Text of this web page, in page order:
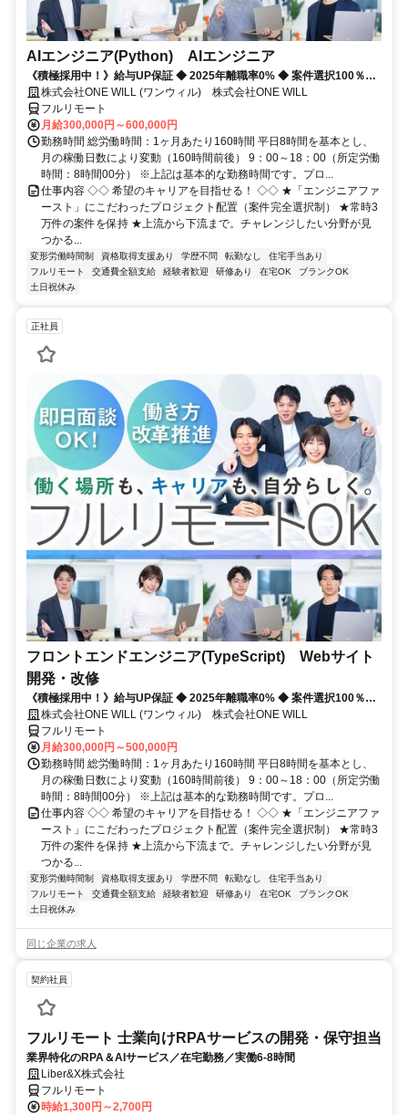
AIエンジニア(Python) AIエンジニア
《積極採用中！》給与UP保証 ◆ 2025年離職率0% ◆ 案件選択100％！
◆ 平均残業7時間！
株式会社ONE WILL (ワンウィル) 株式会社ONE WILL
フルリモート
月給300,000円～600,000円
勤務時間 総労働時間：1ヶ月あたり160時間 平日8時間を基本とし、
月の稼働日数により変動（160時間前後） 9：00～18：00（所定労働
時間：8時間00分） ※上記は基本的な勤務時間です。プロ...
仕事内容 ◇◇ 希望のキャリアを目指せる！ ◇◇ ★「エンジニアファ
ースト」にこだわったプロジェクト配置（案件完全選択制） ★常時3
万件の案件を保持 ★上流から下流まで。チャレンジしたい分野が見
つかる...
変形労働時間制 資格取得支援あり 学歴不問 転勤なし
住宅手当あり
フルリモート
交通費全額支給 経験者歓迎 研修あり 在宅OK
ブランクOK
土日祝休み
正社員
フロントエンドエンジニア(TypeScript) Webサイト
開発・改修
《積極採用中！》給与UP保証 ◆ 2025年離職率0% ◆ 案件選択100％！
◆ 平均残業7時間！
株式会社ONE WILL (ワンウィル) 株式会社ONE WILL
フルリモート
月給300,000円～500,000円
勤務時間 総労働時間：1ヶ月あたり160時間 平日8時間を基本とし、
月の稼働日数により変動（160時間前後） 9：00～18：00（所定労働
時間：8時間00分） ※上記は基本的な勤務時間です。プロ...
仕事内容 ◇◇ 希望のキャリアを目指せる！ ◇◇ ★「エンジニアファ
ースト」にこだわったプロジェクト配置（案件完全選択制） ★常時3
万件の案件を保持 ★上流から下流まで。チャレンジしたい分野が見
つかる...
変形労働時間制 資格取得支援あり 学歴不問 転勤なし
住宅手当あり
フルリモート
交通費全額支給 経験者歓迎 研修あり 在宅OK
ブランクOK
土日祝休み
同じ企業の求人
契約社員
フルリモート 士業向けRPAサービスの開発・保守担当
業界特化のRPA＆AIサービス／在宅勤務／実働6-8時間
Liber&X株式会社
フルリモート
時給1,300円～2,700円